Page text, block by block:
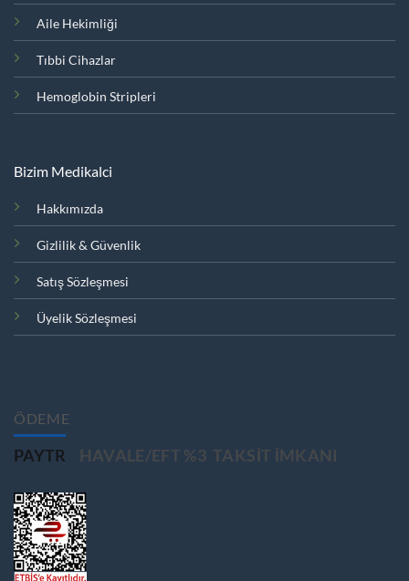
Aile Hekimliği
Tıbbi Cihazlar
Hemoglobin Stripleri
Bizim Medikalci
Hakkımızda
Gizlilik & Güvenlik
Satış Sözleşmesi
Üyelik Sözleşmesi
ÖDEME
PAYTR HAVALE/EFT %3 TAKSIT IMKANI